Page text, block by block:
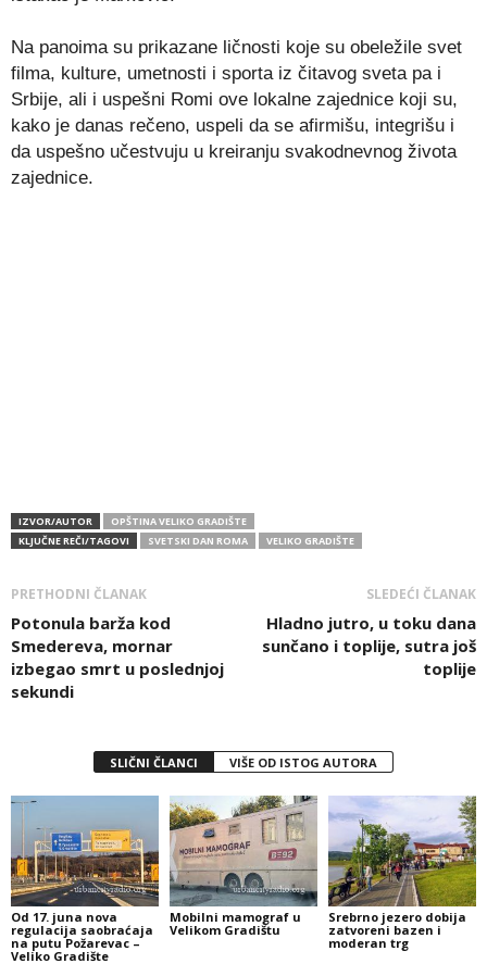
Na panoima su prikazane ličnosti koje su obeležile svet
filma, kulture, umetnosti i sporta iz čitavog sveta pa i
Srbije, ali i uspešni Romi ove lokalne zajednice koji su,
kako je danas rečeno, uspeli da se afirmišu, integrišu i
da uspešno učestvuju u kreiranju svakodnevnog života
zajednice.
IZVOR/AUTOR
OPŠTINA VELIKO GRADIŠTE
KLJUČNE REČI/TAGOVI
SVETSKI DAN ROMA VELIKO GRADIŠTE
PRETHODNI ČLANAK
Potonula barža kod
Smedereva, mornar
izbegao smrt u poslednjoj
sekundi
SLEDEĆI ČLANAK
Hladno jutro, u toku dana
sunčano i toplije, sutra još
toplije
SLIČNI ČLANCI VIŠE OD ISTOG AUTORA
Od 17. juna nova
regulacija saobraćaja
na putu Požarevac –
Veliko Gradište
Mobilni mamograf u
Velikom Gradištu
Srebrno jezero dobija
zatvoreni bazen i
moderan trg